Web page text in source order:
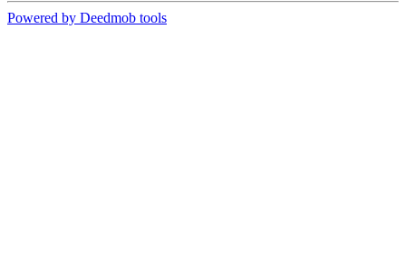
Powered by Deedmob tools